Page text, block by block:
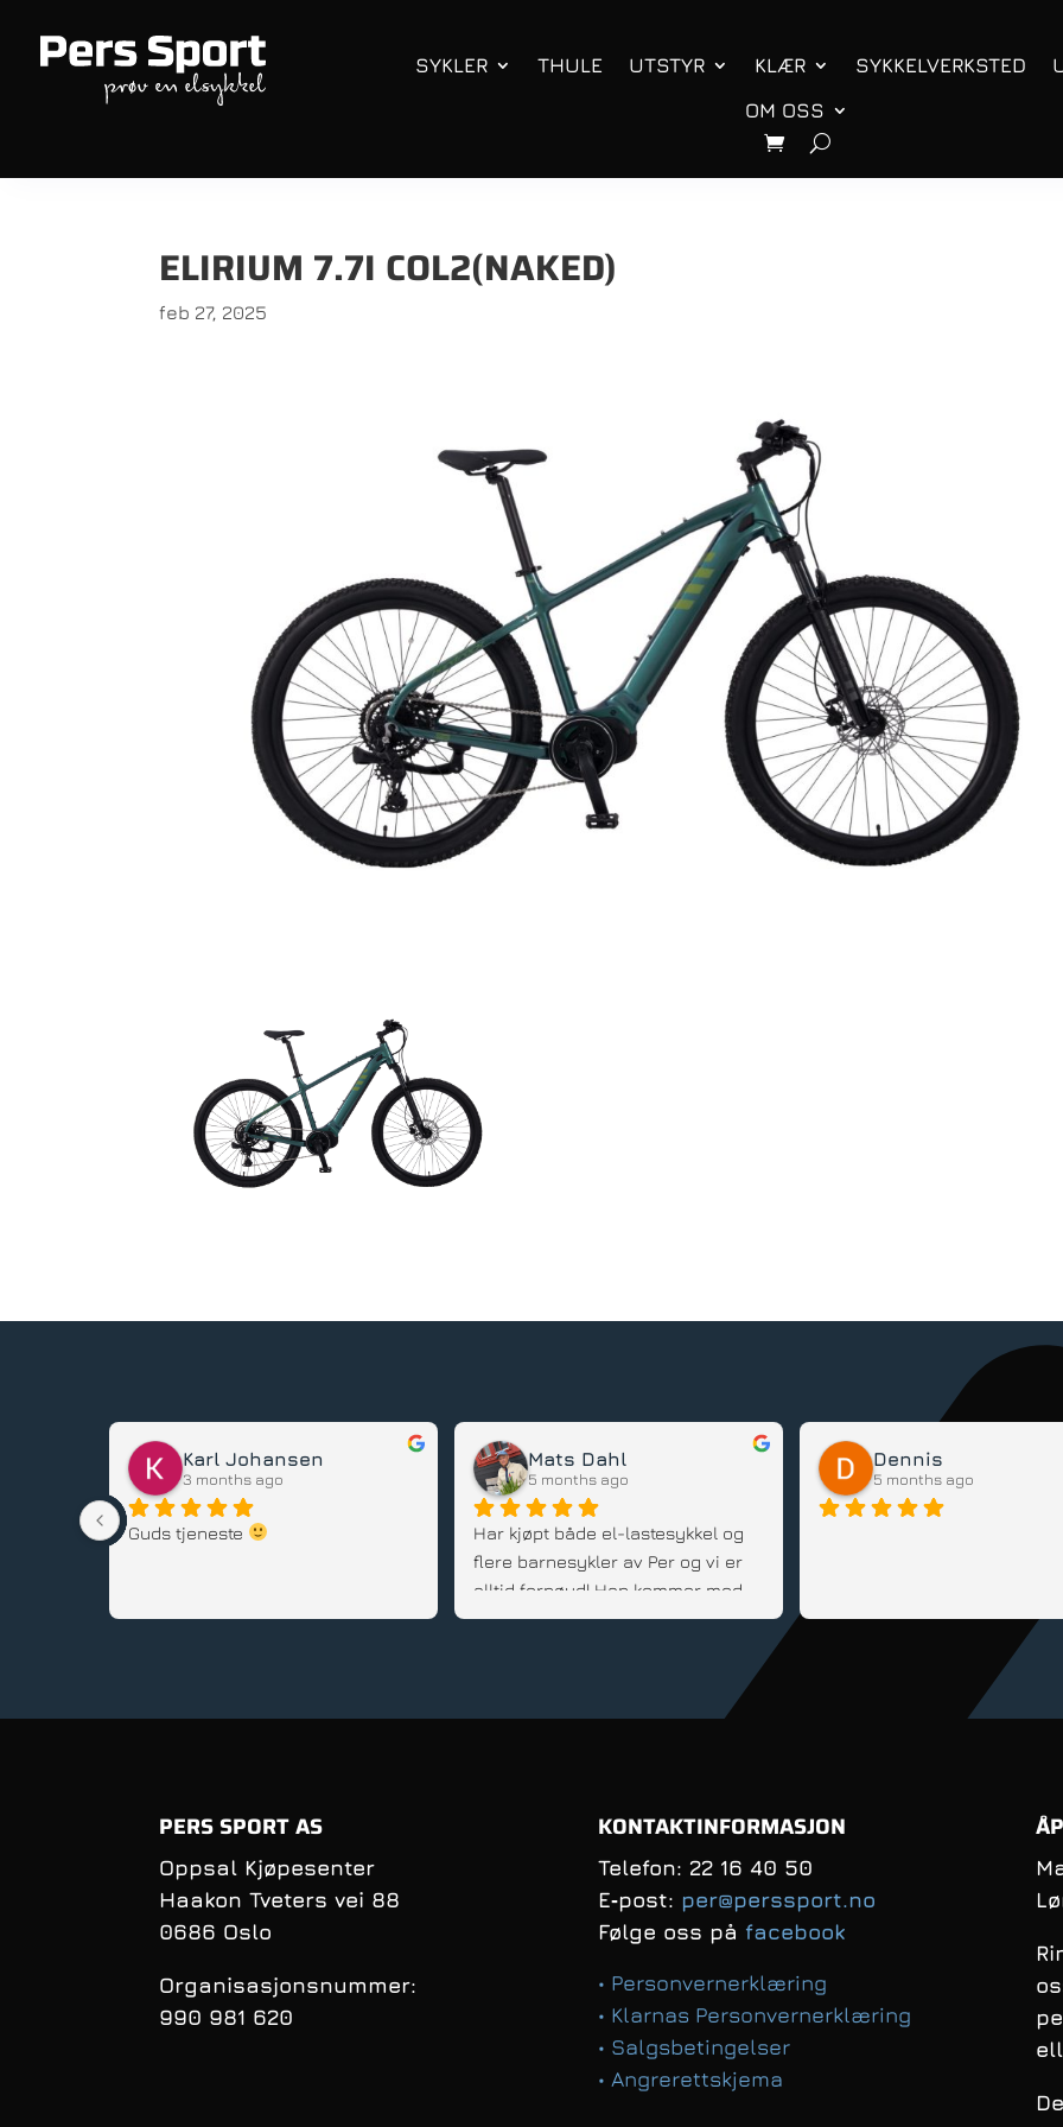
SYKLER THULE UTSTYR KLÆR SYKKELVERKSTED
OM OSS
ELIRIUM 7.7I COL2(NAKED)
feb 27, 2025
Karl Johansen
3 months ago
Guds tjeneste
Mats Dahl
5 months ago
Har kjøpt både el-lastesykkel og
flere barnesykler av Per og vi er
alltid fornøyd! Han kommer med
gode råd, er fleksibel og veldig
Dennis
5 months ago
PERS SPORT AS
Oppsal Kjøpesenter
Haakon Tveters vei 88
0686 Oslo
Organisasjonsnummer:
990 981 620
KONTAKTINFORMASJON
Telefon: 22 16 40 50
E‑post: per@perssport.no
Følge oss på facebook
• Personvernerklæring
• Klarnas Personvernerklæring
• Salgsbetingelser
• Angrerettskjema